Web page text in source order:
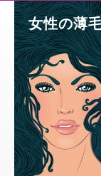
女性の薄